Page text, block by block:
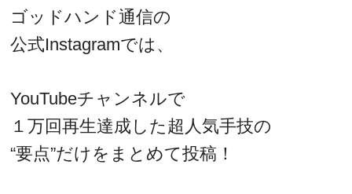
ゴッドハンド通信の
公式Instagramでは、
YouTubeチャンネルで
１万回再生達成した超人気手技の
“要点”だけをまとめて投稿！